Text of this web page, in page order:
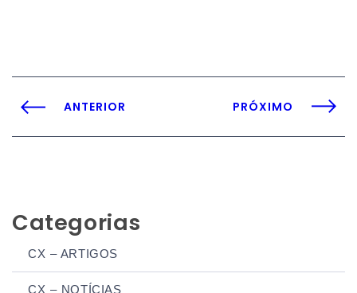
Categorias
CX – ARTIGOS
CX – NOTÍCIAS
ANTERIOR PRÓXIMO